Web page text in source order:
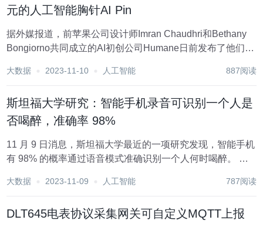
元的人工智能胸针AI Pin
据外媒报道，前苹果公司设计师Imran Chaudhri和Bethany
Bongiorno共同成立的AI初创公司Humane日前发布了他们的
Pin），人们可以把它别在衣服上。 这款人性化的AI P...
大数据 2023-11-10 人工智能 887阅读
斯坦福大学研究：智能手机录音可识别一个人是
否喝醉，准确率 98%
11 月 9 日消息，斯坦福大学最近的一项研究发现，智能手机
有 98% 的概率通过语音模式准确识别一个人何时喝醉。 该
感器对他们的声音模式进行分析，以检测他们是否喝醉。该
大数据 2023-11-09 人工智能 787阅读
DLT645电表协议采集网关可自定义MQTT上报